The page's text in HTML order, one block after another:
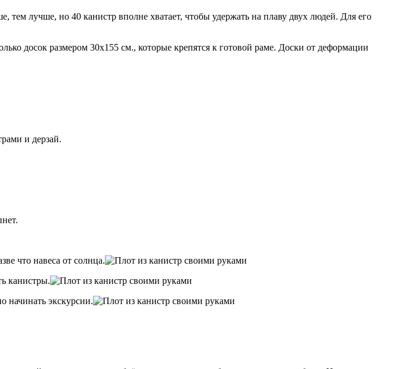
лучше, но 40 канистр вполне хватает, чтобы удержать на плаву двух людей. Для его
досок размером 30х155 см., которые крепятся к готовой раме. Доски от деформации
и дерзай.
что навеса от солнца.
канистры.
начинать экскурсии.